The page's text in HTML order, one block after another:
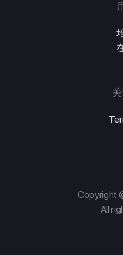
Copyright
All